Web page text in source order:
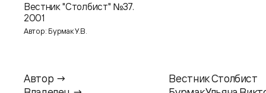
Вестник "Столбист" №37.
2001
Автор: Бурмак У.В.
Автор →
Вестник Столбист